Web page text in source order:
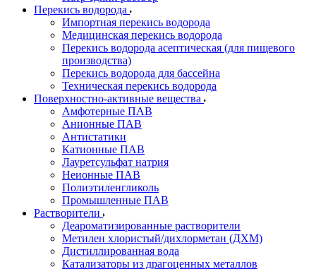
Перекись водорода
Импортная перекись водорода
Медицинская перекись водорода
Перекись водорода асептическая (для пищевого
производства)
Перекись водорода для бассейна
Техническая перекись водорода
Поверхностно-активные вещества
Амфотерные ПАВ
Анионные ПАВ
Антистатики
Катионные ПАВ
Лауретсульфат натрия
Неионные ПАВ
Полиэтиленгликоль
Промышленные ПАВ
Растворители
Деароматизированные растворители
Метилен хлористый/дихлорметан (ДХМ)
Дистиллированная вода
Катализаторы из драгоценных металлов